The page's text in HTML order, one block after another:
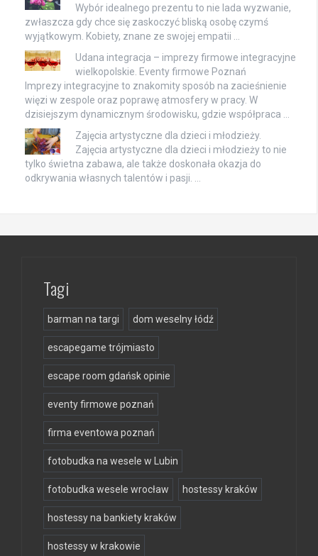
Wybór idealnego prezentu to nie lada wyzwanie,
zwłaszcza gdy chce się zaskoczyć bliską osobę czymś
wyjątkowym. Kobiety, znane ze swojej empatii …
Udana integracja – imprezy firmowe integracyjne
wielkopolskie. Eventy firmowe Poznań
Imprezy integracyjne to znakomity sposób na zacieśnienie
więzi w zespole oraz poprawę atmosfery w pracy. W
dzisiejszym dynamicznym środowisku, gdzie współpraca …
Zajęcia artystyczne dla dzieci i młodzieży.
Zajęcia artystyczne dla dzieci i młodzieży to nie
tylko świetna zabawa, ale także doskonała okazja do
odkrywania własnych talentów i pasji. …
Tagi
barman na targi dom weselny łódź
escapegame trójmiasto
escape room gdańsk opinie
eventy firmowe poznań
firma eventowa poznań
fotobudka na wesele w Lubin
fotobudka wesele wrocław hostessy kraków
hostessy na bankiety kraków
hostessy w krakowie